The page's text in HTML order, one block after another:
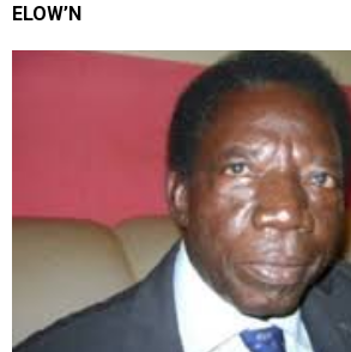
ELOW’N